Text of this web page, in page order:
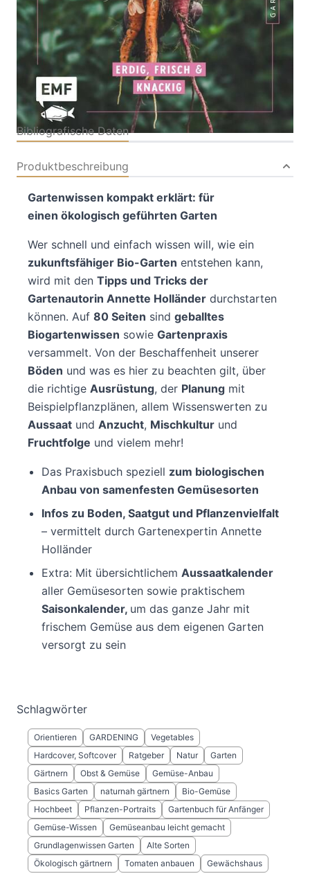
Verlag: Edition Michael
Fischer / EMF Verlag
19.02.2026
Buch 80 Seiten
Softcover
ISBN: 978-3-74593276-
8
Bibliografische Daten
Produktbeschreibung
Gartenwissen kompakt erklärt: für
einen ökologisch geführten Garten
Wer schnell und einfach wissen will, wie ein
zukunftsfähiger Bio-Garten entstehen kann,
wird mit den Tipps und Tricks der
Gartenautorin Annette Holländer durchstarten
können. Auf 80 Seiten sind geballtes
Biogartenwissen sowie Gartenpraxis
versammelt. Von der Beschaffenheit unserer
Böden und was es hier zu beachten gilt, über
die richtige Ausrüstung, der Planung mit
Beispielpflanzplänen, allem Wissenswerten zu
Aussaat und Anzucht, Mischkultur und
Fruchtfolge und vielem mehr!
Das Praxisbuch speziell zum biologischen
Anbau von samenfesten Gemüsesorten
Infos zu Boden, Saatgut und Pflanzenvielfalt
– vermittelt durch Gartenexpertin Annette
Holländer
Extra: Mit übersichtlichem Aussaatkalender
aller Gemüsesorten sowie praktischem
Saisonkalender, um das ganze Jahr mit
frischem Gemüse aus dem eigenen Garten
versorgt zu sein
Schlagwörter
Orientieren GARDENING
Vegetables
Hardcover, Softcover
Ratgeber Natur
Garten
Gärtnern
Obst & Gemüse
Gemüse-Anbau
Basics Garten
naturnah gärtnern
Bio-Gemüse
Hochbeet
Pflanzen-Portraits
Gartenbuch für Anfänger
Gemüse-Wissen
Gemüseanbau leicht gemacht
Grundlagenwissen Garten
Alte Sorten
Ökologisch gärtnern
Tomaten anbauen Gewächshaus